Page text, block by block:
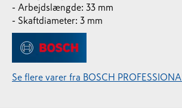
- Arbejdslængde: 33 mm
- Skaftdiameter: 3 mm
Se flere varer fra BOSCH PROFESSIONAL